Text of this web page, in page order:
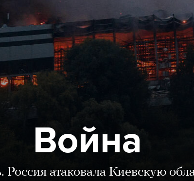
Война
Россия атаковала Киевскую